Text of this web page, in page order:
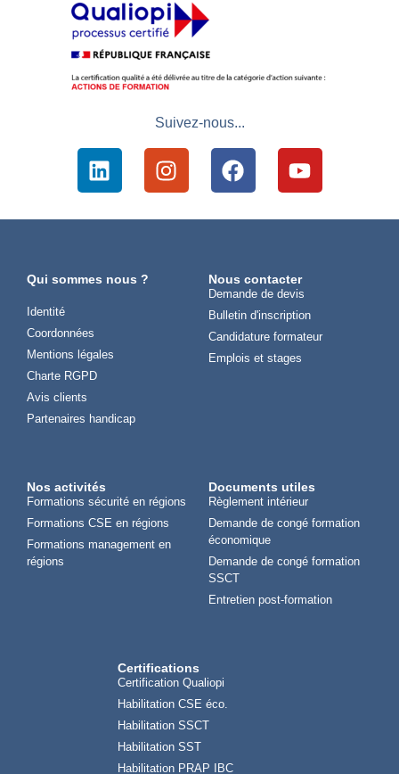
Suivez-nous...
Qui sommes nous ?
Identité
Coordonnées
Mentions légales
Charte RGPD
Avis clients
Partenaires handicap
Nous contacter
Demande de devis
Bulletin d'inscription
Candidature formateur
Emplois et stages
Nos activités
Formations sécurité en régions
Formations CSE en régions
Formations management en
régions
Documents utiles
Règlement intérieur
Demande de congé formation
économique
Demande de congé formation
SSCT
Entretien post-formation
Certifications
Certification Qualiopi
Habilitation CSE éco.
Habilitation SSCT
Habilitation SST
Habilitation PRAP IBC